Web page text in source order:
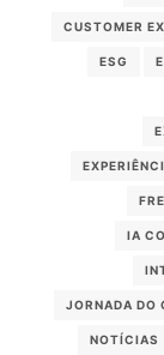
CUSTOMER
ESG
IA
JORNADA DO
NOTÍCIAS